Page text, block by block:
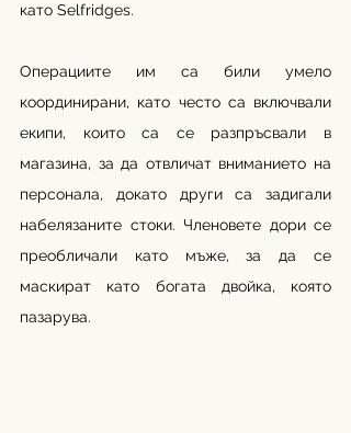
като Selfridges.
Операциите им са били умело
координирани, като често са включвали
екипи, които са се разпръсвали в
магазина, за да отвличат вниманието на
персонала, докато други са задигали
набелязаните стоки. Членовете дори се
преобличали като мъже, за да се
маскират като богата двойка, която
пазарува.